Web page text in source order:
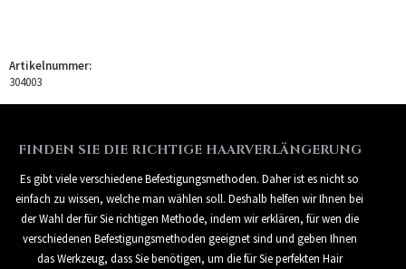
Artikelnummer:
304003
FINDEN SIE DIE RICHTIGE HAARVERLÄNGERUNG
Es gibt viele verschiedene Befestigungsmethoden. Daher ist es nicht so
einfach zu wissen, welche man wählen soll. Deshalb helfen wir Ihnen bei
der Wahl der für Sie richtigen Methode, indem wir erklären, für wen die
verschiedenen Befestigungsmethoden geeignet sind und geben Ihnen
das Werkzeug, dass Sie benötigen, um die für Sie perfekten Hair